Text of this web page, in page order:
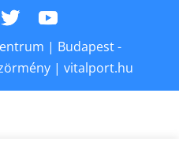
| Budapest -
| vitalport.hu